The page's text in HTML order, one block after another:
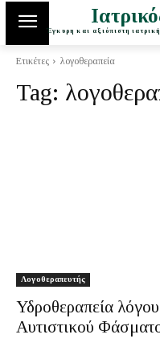
Έγκυρη και αξιόπιστη
Ετικέτες λογοθεραπεία
Tag:
Λογοθεραπευτής
Υδροθεραπεία
Αυτιστικού